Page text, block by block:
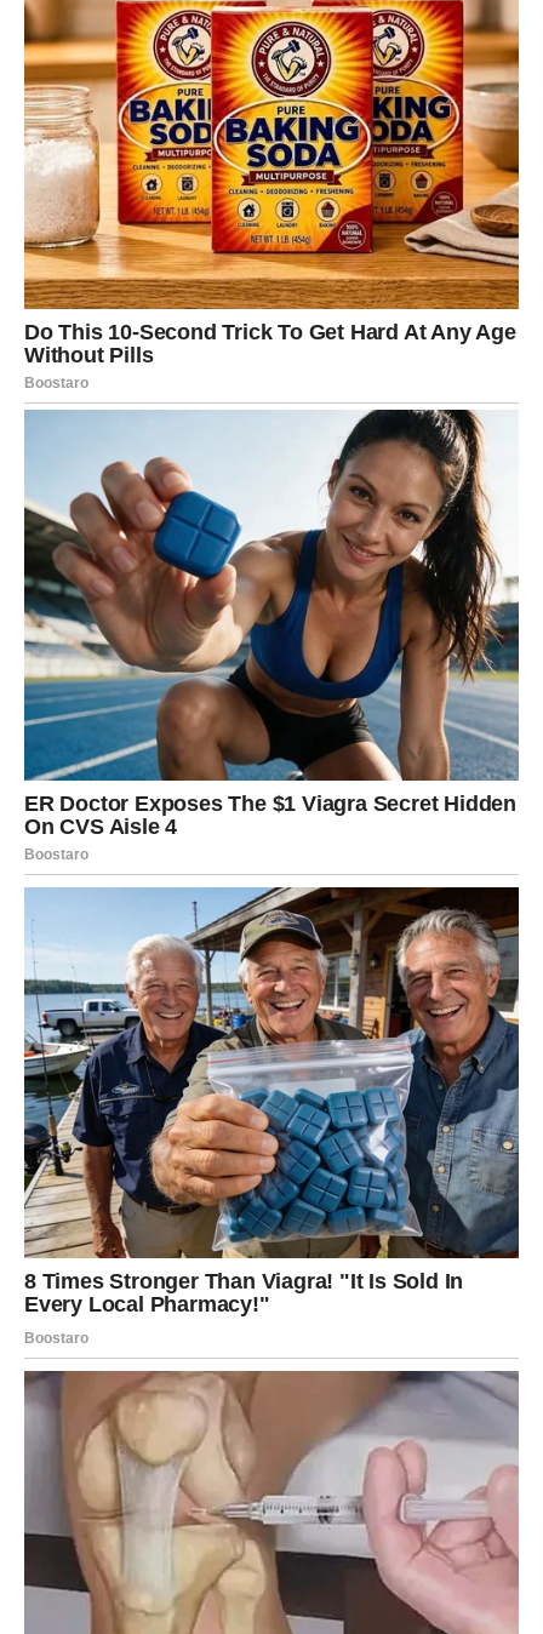
Srećna faza za Ribe počinje onog trenutka kada shvatite
daviše ne morate da spasavate druge da biste bili
voljeni. Počinje vreme u kome se oslobađate uloge žrtve,
uloge one osobe koja uvek razume, ali retko biva
shvaćena.
Odluke koje donosite sada su zrelije, hrabrije i više
usmerene ka vašem miru.
Ljubav koja leči
Na emotivnom planu dolazi jedan od najlepših perioda .
Nove ljubavi koje se pojavljuju sada nose snažnu
sudbinsku notu. To su odnosi u kojima nema igrica, nema
manipulacije, nema potrebe da se dokazujete.
Za Ribe koje su već u vezi – dolazi do dubokog emotivnog
zbližavanja, razgovora koji leče stare rane i osećaja da
više niste sami, čak ni u svojim strahovima.
Povratak vere u život
Sreća za Ribe ne dolazi samo kroz ljubav prema drugima,
već i krozljubav prema sebi. Počinjete da cenite svoju
intuiciju, svoje emocije, svoju nežnost. Shvatate da vaša
osetljivost nije slabost, već dar.
U ovoj fazi Ribe ponovo počinju da sanjaju – ali sada sa
osećajem da se ti snovi zaista mogu ostvariti.
RAK – Konačno dolazi mir koji
ste dugo tražili
Rakovi su znak koji nosi dom u srcu. Vi ste čuvari
emocija, uspomena, porodice i odnosa. Često ste bili stub
drugima, oslonac, rame za plakanje – dok ste svoje
potrebe stavljali na poslednje mesto.
Sada se ta dinamika menja.
Smirenje i emotivna stabilnost
Srećna faza za Rakove donosi
smirenje
straha, već iz sigurnosti. Počinjete da verujete da
zaslužujete ljubav koja ne boli, odnose koji ne iscrpljuju i
život koji ne traži stalnu borbu.
Ljubav koja pruža sigurnost
Na polju ljubavi Rakovi konačno dobijaju ono za čim su
čeznuli –osećaj pripadnosti i zaštite
. Bilo da je reč o
novoj osobi ili o stabilizaciji postojećeg odnosa, srce se